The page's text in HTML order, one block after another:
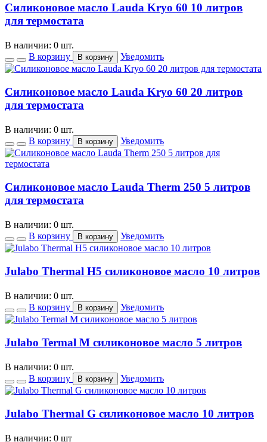
Силиконовое масло Lauda Kryo 60 10 литров
для термостата
В наличии: 0 шт.
В корзину
В корзину Уведомить
Силиконовое масло Lauda Kryo 60 20 литров
для термостата
В наличии: 0 шт.
В корзину
В корзину Уведомить
Силиконовое масло Lauda Therm 250 5 литров
для термостата
В наличии: 0 шт.
В корзину
В корзину Уведомить
Julabo Thermal H5 силиконовое масло 10 литров
В наличии: 0 шт.
В корзину
В корзину Уведомить
Julabo Termal M силиконовое масло 5 литров
В наличии: 0 шт.
В корзину
В корзину Уведомить
Julabo Thermal G силиконовое масло 10 литров
В наличии: 0 шт